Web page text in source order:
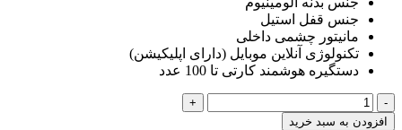
جنس قفل استیل
مانیتور چشمی داخلی
تکنولوژی آنلاین موبایل (دارای اپلیکیشن)
دستگیره هوشمند کارتی تا 100 عدد
افزودن به سبد خرید